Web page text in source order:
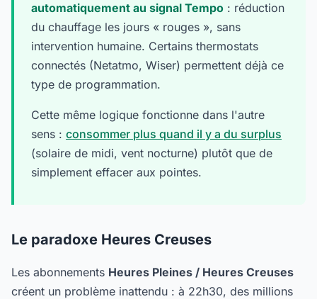
automatiquement au signal Tempo : réduction
du chauffage les jours « rouges », sans
intervention humaine. Certains thermostats
connectés (Netatmo, Wiser) permettent déjà ce
type de programmation.
Cette même logique fonctionne dans l'autre
sens : consommer plus quand il y a du surplus
(solaire de midi, vent nocturne) plutôt que de
simplement effacer aux pointes.
Le paradoxe Heures Creuses
Les abonnements Heures Pleines / Heures Creuses
créent un problème inattendu : à 22h30, des millions